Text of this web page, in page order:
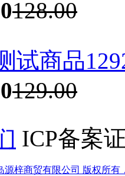
128.00
试商品
129.00
ICP备案
源梓商贸有限公司 版权所有